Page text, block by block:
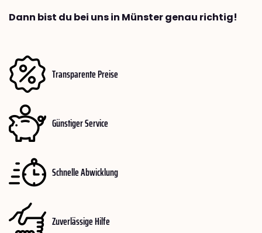
Dann bist du bei uns in Münster genau richtig!
Transparente Preise
Günstiger Service
Schnelle Abwicklung
Zuverlässige Hilfe